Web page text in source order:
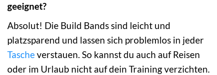
geeignet?
Absolut! Die Build Bands sind leicht und
platzsparend und lassen sich problemlos in jeder
Tascheverstauen. So kannst du auch auf Reisen
oder im Urlaub nicht auf dein Training verzichten.